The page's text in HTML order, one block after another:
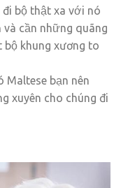
đi bộ thật xa với nó
cần những quãng
bộ khung xương to
Maltese bạn nên
xuyên cho chúng đi